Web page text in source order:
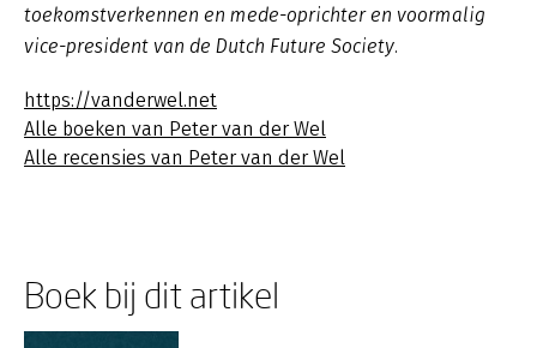
toekomstverkennen en mede-oprichter en voormalig
vice-president van de Dutch Future Society.
https://vanderwel.net
Alle boeken van Peter van der Wel
Alle recensies van Peter van der Wel
Boek bij dit artikel